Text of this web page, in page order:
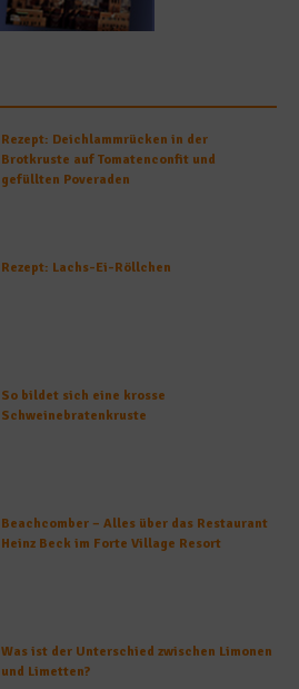
Rezept: Deichlammrücken in der
Brotkruste auf Tomatenconfit und
gefüllten Poveraden
Rezept: Lachs-Ei-Röllchen
So bildet sich eine krosse
Schweinebratenkruste
Beachcomber – Alles über das Restaurant
Heinz Beck im Forte Village Resort
Was ist der Unterschied zwischen Limonen
und Limetten?